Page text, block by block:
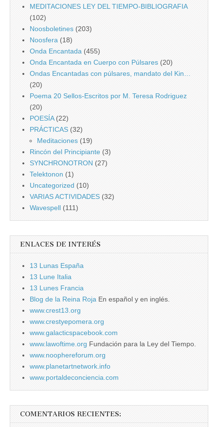
MEDITACIONES LEY DEL TIEMPO-BIBLIOGRAFIA
(102)
Noosboletines (203)
Noosfera (18)
Onda Encantada (455)
Onda Encantada en Cuerpo con Púlsares (20)
Ondas Encantadas con púlsares, mandato del Kin…
(20)
Poema 20 Sellos-Escritos por M. Teresa Rodriguez
(20)
POESÍA(22)
PRÁCTICAS (32)
Meditaciones (19)
Rincón del Principiante (3)
SYNCHRONOTRON (27)
Telektonon (1)
Uncategorized (10)
VARIAS ACTIVIDADES (32)
Wavespell (111)
ENLACES DE INTERÉS
13 Lunas España
13 Lune Italia
13 Lunes Francia
Blog de la Reina Roja En español y en inglés.
www.crest13.org
www.crestyepomera.org
www.galacticspacebook.com
www.lawoftime.org Fundación para la Ley del Tiempo.
www.noophereforum.org
www.planetartnetwork.info
www.portaldeconciencia.com
COMENTARIOS RECIENTES: